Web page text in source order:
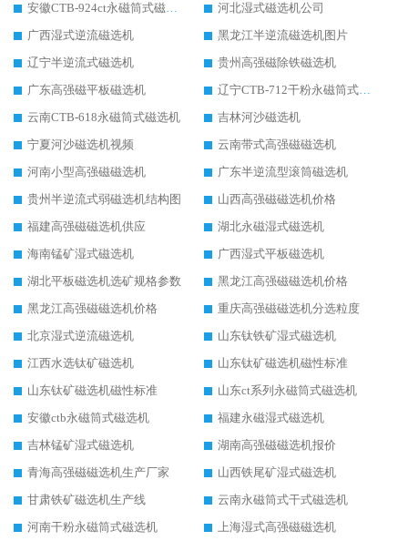
安徽CTB-924ct永磁筒式磁选机
河北湿式磁选机公司
广西湿式逆流磁选机
黑龙江半逆流磁选机图片
辽宁半逆流式磁选机
贵州高强磁除铁磁选机
广东高强磁平板磁选机
辽宁CTB-712干粉永磁筒式磁选机
云南CTB-618永磁筒式磁选机
吉林河沙磁选机
宁夏河沙磁选机视频
云南带式高强磁磁选机
河南小型高强磁磁选机
广东半逆流型滚筒磁选机
贵州半逆流式弱磁选机结构图
山西高强磁磁选机价格
福建高强磁磁选机供应
湖北永磁湿式磁选机
海南锰矿湿式磁选机
广西湿式平板磁选机
湖北平板磁选机选矿规格参数
黑龙江高强磁磁选机价格
黑龙江高强磁磁选机价格
重庆高强磁磁选机分选粒度
北京湿式逆流磁选机
山东钛铁矿湿式磁选机
江西水选钛矿磁选机
山东钛矿磁选机磁性标准
山东钛矿磁选机磁性标准
山东ct系列永磁筒式磁选机
安徽ctb永磁筒式磁选机
福建永磁湿式磁选机
吉林锰矿湿式磁选机
湖南高强磁磁选机报价
青海高强磁磁选机生产厂家
山西铁尾矿湿式磁选机
甘肃铁矿磁选机生产线
云南永磁筒式干式磁选机
河南干粉永磁筒式磁选机
上海湿式高强磁磁选机